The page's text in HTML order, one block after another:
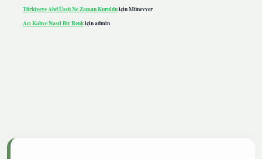
Türkiyeye Abd Üssü Ne Zaman KurulduiçinMünevver
Acı Kahve Nasıl Bir Renkiçinadmin